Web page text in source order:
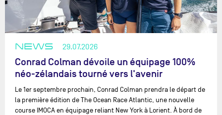
NEWS 29.07.2026
Conrad Colman dévoile un équipage 100%
néo-zélandais tourné vers l'avenir
Le 1er septembre prochain, Conrad Colman prendra le départ de
la première édition de The Ocean Race Atlantic, une nouvelle
course IMOCA en équipage reliant New York à Lorient. À bord de